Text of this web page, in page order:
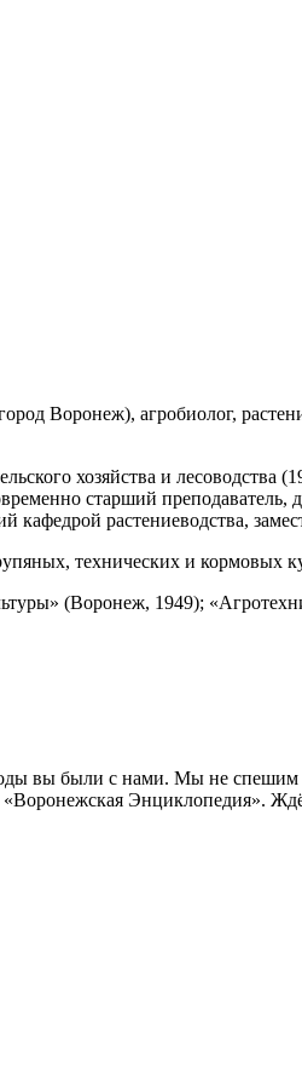
Воронеж), агробиолог,
хозяйства и
старший
растениеводства,
технических и кормовых
(Воронеж, 1949);
вы были с нами. Мы не
Энциклопедия».